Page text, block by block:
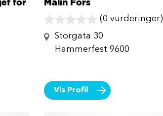
(0 vurderinger)
Storgata 30
Hammerfest 9600
Vis Profil